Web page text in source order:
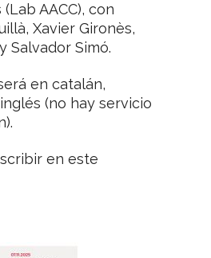
AACC), con
Xavier Gironès,
Salvador Simó.
en catalán,
(no hay servicio
en este